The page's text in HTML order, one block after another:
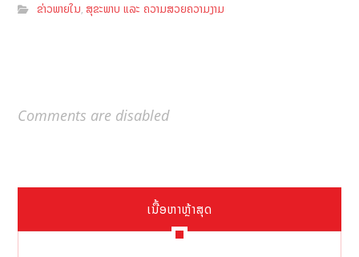
ຂ່າວພາຍໃນ,ສຸຂະພາບ ແລະ ຄວາມສວຍຄວາມງາມ
Comments are disabled
ເນື້ອຫາຫຼ້າສຸດ